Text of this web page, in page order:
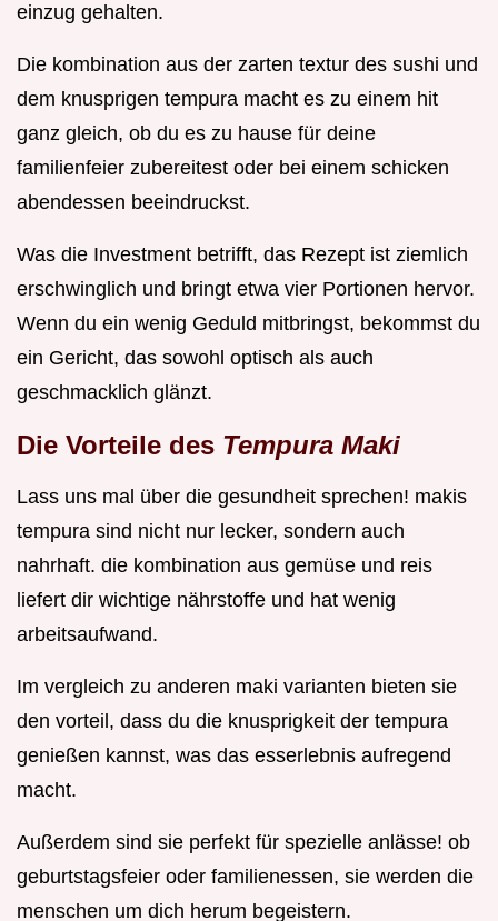
einzug gehalten.
Die kombination aus der zarten textur des sushi und
dem knusprigen tempura macht es zu einem hit
ganz gleich, ob du es zu hause für deine
familienfeier zubereitest oder bei einem schicken
abendessen beeindruckst.
Was die Investment betrifft, das Rezept ist ziemlich
erschwinglich und bringt etwa vier Portionen hervor.
Wenn du ein wenig Geduld mitbringst, bekommst du
ein Gericht, das sowohl optisch als auch
geschmacklich glänzt.
Die Vorteile des Tempura Maki
Lass uns mal über die gesundheit sprechen! makis
tempura sind nicht nur lecker, sondern auch
nahrhaft. die kombination aus gemüse und reis
liefert dir wichtige nährstoffe und hat wenig
arbeitsaufwand.
Im vergleich zu anderen maki varianten bieten sie
den vorteil, dass du die knusprigkeit der tempura
genießen kannst, was das esserlebnis aufregend
macht.
Außerdem sind sie perfekt für spezielle anlässe! ob
geburtstagsfeier oder familienessen, sie werden die
menschen um dich herum begeistern.